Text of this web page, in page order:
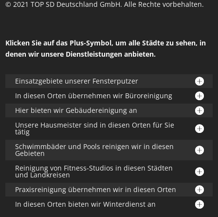
© 2021 TOP SD Deutschland GmbH. Alle Rechte vorbehalten.
Klicken Sie auf das Plus-Symbol, um alle Städte zu sehen, in
denen wir unsere Dienstleistungen anbieten.
Einsatzgebiete unserer Fensterputzer
In diesen Orten übernehmen wir Büroreinigung
Hier bieten wir Gebäudereinigung an
Unsere Hausmeister sind in diesen Orten für Sie
tätig
Schwimmbäder und Pools reinigen wir in diesen
Gebieten
Reinigung von Fitness-Studios in diesen Städten
und Landkreisen
Praxisreinigung übernehmen wir in diesen Orten
In diesen Orten bieten wir Winterdienst an